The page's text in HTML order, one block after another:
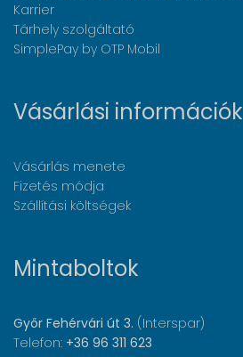
Karrier
Tárhely szolgáltató
SimplePay by OTP Mobil
Vásárlási információk
Vásárlás menete
Fizetés módja
Szállítási költségek
Mintaboltok
Győr Fehérvári út 3. (Interspar)
Telefon: +36 96 311 623